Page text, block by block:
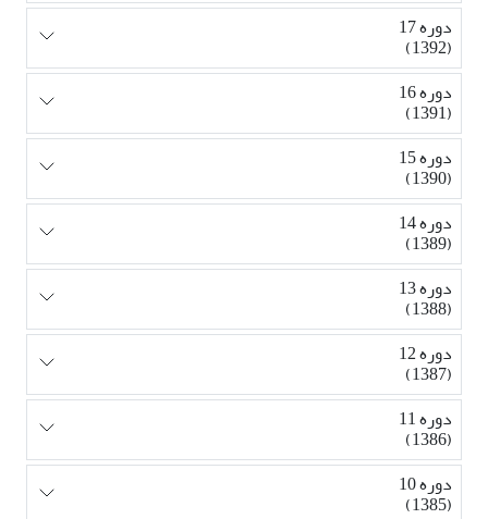
دوره 17
(1392)
دوره 16
(1391)
دوره 15
(1390)
دوره 14
(1389)
دوره 13
(1388)
دوره 12
(1387)
دوره 11
(1386)
دوره 10
(1385)